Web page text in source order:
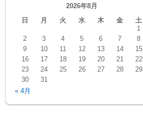
2026年8月
日
月 火 水 木 金
土
1
2
3 4 5 6 7
8
9
10 11 12 13 14
15
16
17 18 19 20 21
22
23
24 25 26 27 28
29
30
31
« 4月